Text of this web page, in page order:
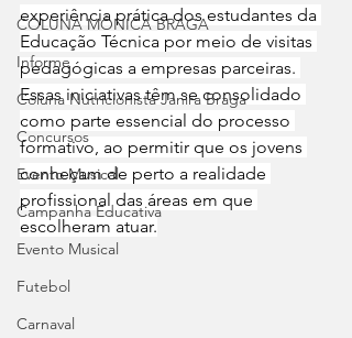
COLUNA MÔNICA BRAGA
Informe
Coluna Nutricionista Janira Braga
Concursos
Evento Musical
Campanha Educativa
Evento Musical
Futebol
Carnaval
experiência prática dos estudantes da
Educação Técnica por meio de visitas
pedagógicas a empresas parceiras.
Essas iniciativas têm se consolidado
como parte essencial do processo
formativo, ao permitir que os jovens
conheçam de perto a realidade
profissional das áreas em que
escolheram atuar.